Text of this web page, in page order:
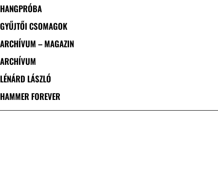
HANGPRÓBA
GYŰJTŐI CSOMAGOK
ARCHÍVUM – MAGAZIN
ARCHÍVUM
LÉNÁRD LÁSZLÓ
HAMMER FOREVER